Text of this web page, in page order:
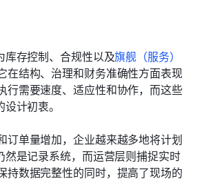
库存控制、合规性以及旗舰（服务）
在结构、治理和财务准确性方面表现
行需要速度、适应性和协作，而这些
计初衷。
订单量增加，企业越来越多地将计划
然是记录系统，而运营层则捕捉实时
持数据完整性的同时，提高了现场的